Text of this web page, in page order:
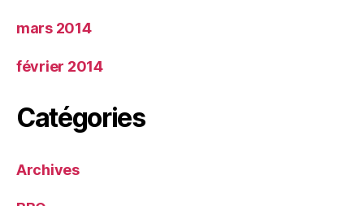
mars 2014
février 2014
Catégories
Archives